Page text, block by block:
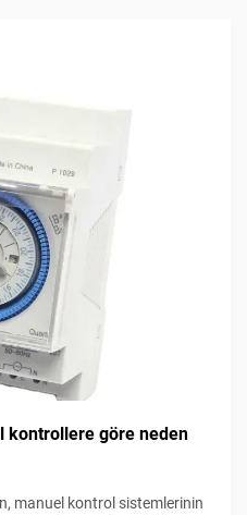
kontrollere göre neden
manuel kontrol sistemlerinin